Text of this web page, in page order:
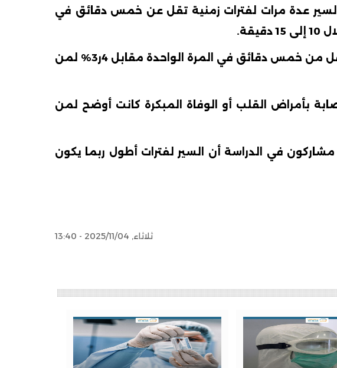
عدة مرات لفترات زمنية تقل عن خمس دقائق في
وبلغت احتمالات الإصابة بأمراض القلب أو السكتات القلبية 13% لمن يسيرون اقل من خمس دقائق في المرة الواحدة مقابل 4ر3% لمن
بأمراض القلب أو الوفاة المبكرة كانت أوضح لمن
في الدراسة أن السير لفترات أطول ربما يكون
ثلاثاء, 2025/11/04 - 13:40